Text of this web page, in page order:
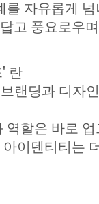
를 자유롭게
고 풍요로우
란
랜딩과 디자
역할은 바로
이덴티티는